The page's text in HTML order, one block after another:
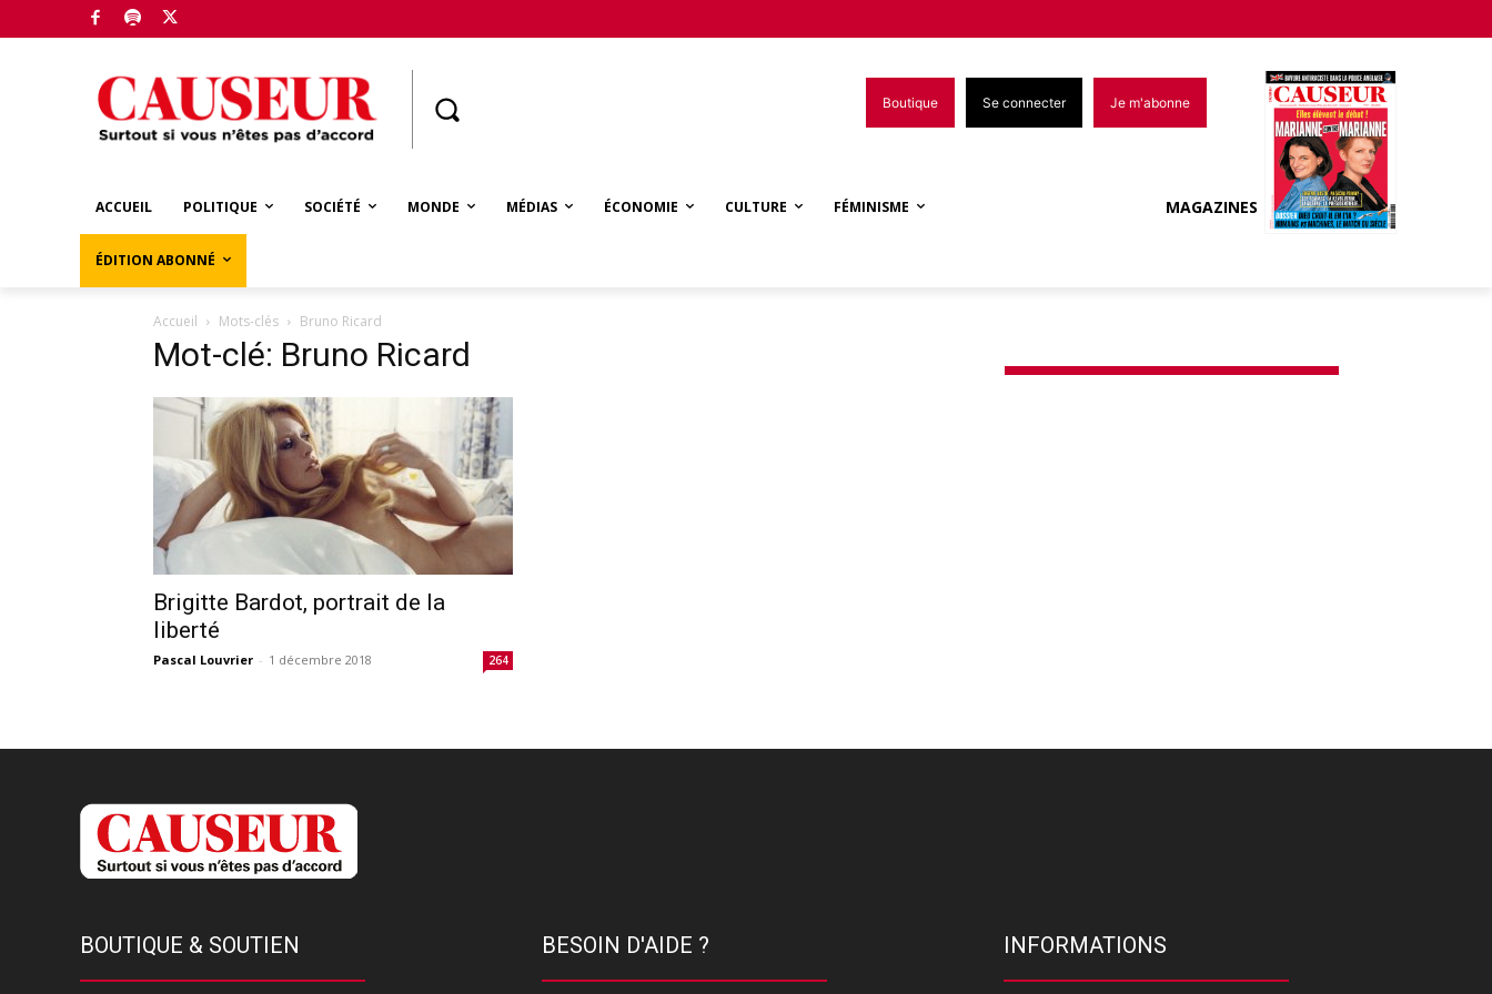
Boutique Se connecter Je m'abonne
ACCUEIL POLITIQUE SOCIÉTÉ MONDE MÉDIAS ÉCONOMIE CULTURE FÉMINISME
ÉDITION ABONNÉ
MAGAZINES
Accueil Mots-clés Bruno Ricard
Mot-clé: Bruno Ricard
Brigitte Bardot, portrait de la
liberté
Pascal Louvrier - 1 décembre 2018 264
BOUTIQUE & SOUTIEN BESOIN D'AIDE ? INFORMATIONS